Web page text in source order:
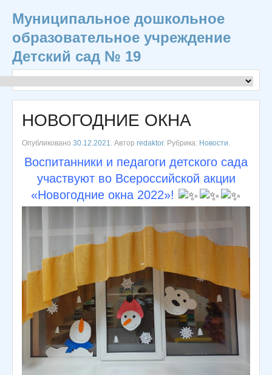
Муниципальное дошкольное
образовательное учреждение
Детский сад № 19
НОВОГОДНИЕ ОКНА
Опубликовано 30.12.2021. Автор redaktor. Рубрика: Новости.
Воспитанники и педагоги детского сада
участвуют во Всероссийской акции
«Новогодние окна 2022»!